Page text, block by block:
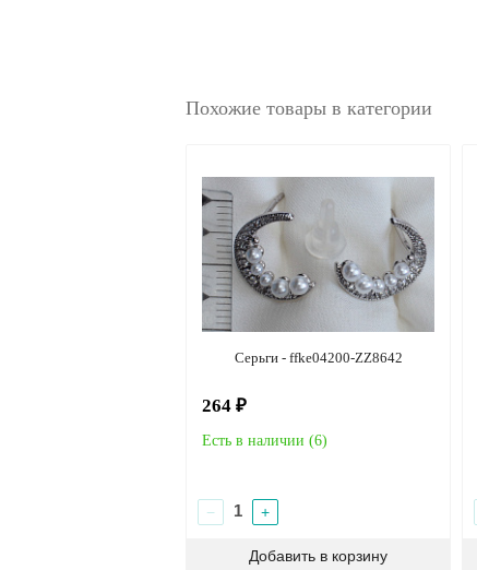
Похожие товары в категории
Серьги - ffke04200-ZZ8642
264 ₽
Есть в наличии (6)
− +